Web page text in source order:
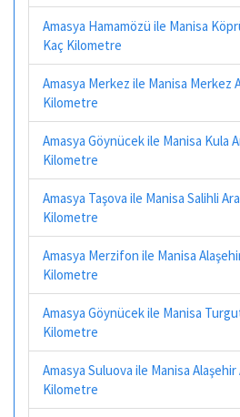
Amasya Hamamözü ile Manisa
Kaç Kilometre
Amasya Merkez ile Manisa Merkez
Kilometre
Amasya Göynücek ile Manisa Kula
Kilometre
Amasya Taşova ile Manisa Salihli
Kilometre
Amasya Merzifon ile Manisa
Kilometre
Amasya Göynücek ile Manisa
Kilometre
Amasya Suluova ile Manisa Alaşehir
Kilometre